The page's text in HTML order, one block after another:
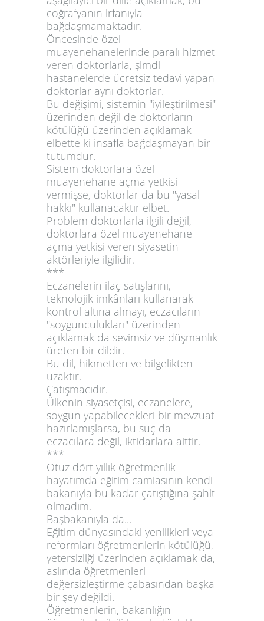
coğrafyanın irfanıyla
bağdaşmamaktadır.
Öncesinde özel
muayenehanelerinde paralı hizmet
veren doktorlarla, şimdi
hastanelerde ücretsiz tedavi yapan
doktorlar aynı doktorlar.
Bu değişimi, sistemin "iyileştirilmesi"
üzerinden değil de doktorların
kötülüğü üzerinden açıklamak
elbette ki insafla bağdaşmayan bir
tutumdur.
Sistem doktorlara özel
muayenehane açma yetkisi
vermişse, doktorlar da bu "yasal
hakkı" kullanacaktır elbet.
Problem doktorlarla ilgili değil,
doktorlara özel muayenehane
açma yetkisi veren siyasetin
aktörleriyle ilgilidir.
***
Eczanelerin ilaç satışlarını,
teknolojik imkânları kullanarak
kontrol altına almayı, eczacıların
"soygunculukları" üzerinden
açıklamak da sevimsiz ve düşmanlık
üreten bir dildir.
Bu dil, hikmetten ve bilgelikten
uzaktır.
Çatışmacıdır.
Ülkenin siyasetçisi, eczanelere,
soygun yapabilecekleri bir mevzuat
hazırlamışlarsa, bu suç da
eczacılara değil, iktidarlara aittir.
***
Otuz dört yıllık öğretmenlik
hayatımda eğitim camiasının kendi
bakanıyla bu kadar çatıştığına şahit
olmadım.
Başbakanıyla da...
Eğitim dünyasındaki yenilikleri veya
reformları öğretmenlerin kötülüğü,
yetersizliği üzerinden açıklamak da,
aslında öğretmenleri
değersizleştirme çabasından başka
bir şey değildi.
Öğretmenlerin, bakanlığın